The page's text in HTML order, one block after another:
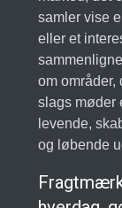
samler vise
eller et
om områder,
slags møder
levende,
og løbende